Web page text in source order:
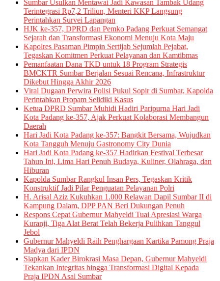
Sumbar Usulkan Mentawai Jadi Kawasan Tambak Udang
Terintegrasi Rp7,2 Triliun, Menteri KKP Langsung
Perintahkan Survei Lapangan
HJK ke-357, DPRD dan Pemko Padang Perkuat Semangat
Sejarah dan Transformasi Ekonomi Menuju Kota Maju
Kapolres Pasaman Pimpin Sertijab Sejumlah Pejabat,
Tegaskan Komitmen Perkuat Pelayanan dan Kamtibmas
Pemanfaatan Dana TKD untuk 18 Program Strategis
BMCKTR Sumbar Berjalan Sesuai Rencana, Infrastruktur
Dikebut Hingga Akhir 2026
Viral Dugaan Perwira Polisi Pukul Sopir di Sumbar, Kapolda
Perintahkan Propam Selidiki Kasus
Ketua DPRD Sumbar Muhidi Hadiri Paripurna Hari Jadi
Kota Padang ke-357, Ajak Perkuat Kolaborasi Membangun
Daerah
Hari Jadi Kota Padang ke-357: Bangkit Bersama, Wujudkan
Kota Tangguh Menuju Gastronomy City Dunia
Hari Jadi Kota Padang ke-357 Hadirkan Festival Terbesar
Tahun Ini, Lima Hari Penuh Budaya, Kuliner, Olahraga, dan
Hiburan
Kapolda Sumbar Rangkul Insan Pers, Tegaskan Kritik
Konstruktif Jadi Pilar Penguatan Pelayanan Polri
H. Arisal Aziz Kukuhkan 1.000 Relawan Dapil Sumbar II di
Kampung Dalam, DPP PAN Beri Dukungan Penuh
Respons Cepat Gubernur Mahyeldi Tuai Apresiasi Warga
Kuranji, Tiga Alat Berat Telah Bekerja Pulihkan Tanggul
Jebol
Gubernur Mahyeldi Raih Penghargaan Kartika Pamong Praja
Madya dari IPDN
Siapkan Kader Birokrasi Masa Depan, Gubernur Mahyeldi
Tekankan Integritas hingga Transformasi Digital Kepada
Praja IPDN Asal Sumbar